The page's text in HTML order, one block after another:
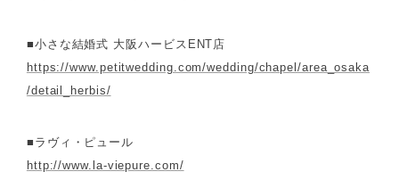
■小さな結婚式 大阪ハービスENT店
https://www.petitwedding.com/wedding/chapel/area_osaka
/detail_herbis/
■ラヴィ・ピュール
http://www.la-viepure.com/